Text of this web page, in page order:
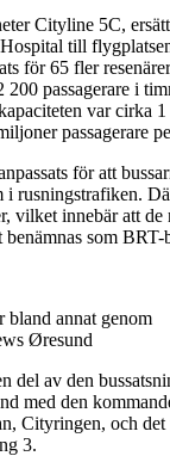
Cityline 5C,
till
för 65 fler
200 passagerare i
var cirka
passagerare
för att
i rusningstrafiken.
vilket innebär att de
som BRT-
bland annat genom
Øresund
del av den
med den
Cityringen, och det
3.